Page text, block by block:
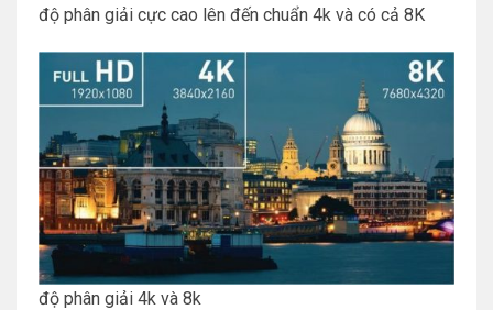
độ phân giải cực cao lên đến chuẩn 4k và có cả 8K
độ phân giải 4k và 8k